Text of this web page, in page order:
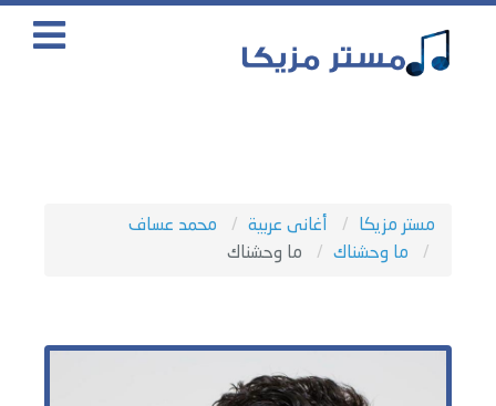
مستر مزيكا أغانى عربية
محمد عساف
ما وحشناك
ما وحشناك